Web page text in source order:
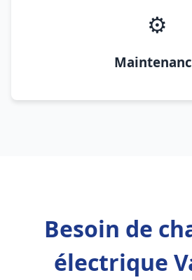
⚙️
Besoin de
électrique